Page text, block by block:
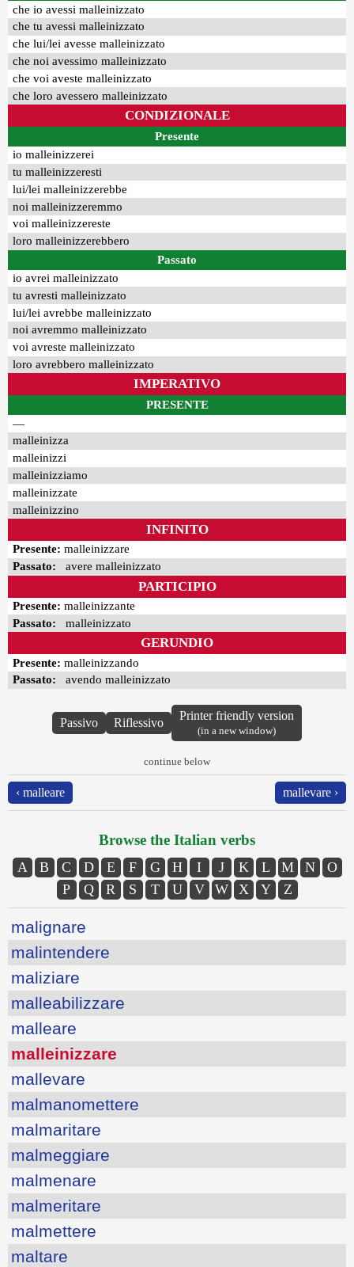
che io avessi malleinizzato
che tu avessi malleinizzato
che lui/lei avesse malleinizzato
che noi avessimo malleinizzato
che voi aveste malleinizzato
che loro avessero malleinizzato
CONDIZIONALE
Presente
io malleinizzerei
tu malleinizzeresti
lui/lei malleinizzerebbe
noi malleinizzeremmo
voi malleinizzereste
loro malleinizzerebbero
Passato
io avrei malleinizzato
tu avresti malleinizzato
lui/lei avrebbe malleinizzato
noi avremmo malleinizzato
voi avreste malleinizzato
loro avrebbero malleinizzato
IMPERATIVO
PRESENTE
—
malleinizza
malleinizzi
malleinizziamo
malleinizzate
malleinizzino
INFINITO
Presente: malleinizzare
Passato: avere malleinizzato
PARTICIPIO
Presente: malleinizzante
Passato: malleinizzato
GERUNDIO
Presente: malleinizzando
Passato: avendo malleinizzato
Passivo Riflessivo
Printer friendly version
(in a new window)
continue below
‹ malleare mallevare ›
Browse the Italian verbs
A B C D E F G H I J K L M N
O
P
Q R S T U V W X Y Z
malignare
malintendere
maliziare
malleabilizzare
malleare
malleinizzare
mallevare
malmanomettere
malmaritare
malmeggiare
malmenare
malmeritare
malmettere
maltare